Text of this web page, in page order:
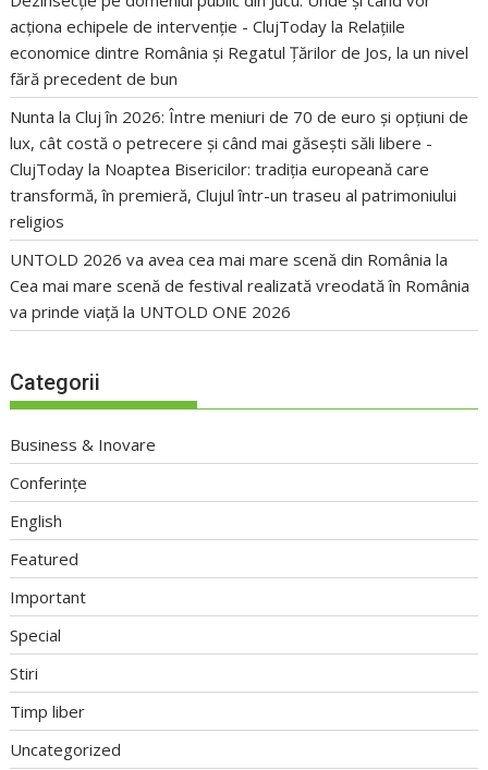
acționa echipele de intervenție - ClujToday la Relațiile
economice dintre România și Regatul Țărilor de Jos, la un nivel
fără precedent de bun
Nunta la Cluj în 2026: Între meniuri de 70 de euro și opțiuni de
lux, cât costă o petrecere și când mai găsești săli libere -
ClujToday la Noaptea Bisericilor: tradiția europeană care
transformă, în premieră, Clujul într-un traseu al patrimoniului
religios
UNTOLD 2026 va avea cea mai mare scenă din România la
Cea mai mare scenă de festival realizată vreodată în România
va prinde viață la UNTOLD ONE 2026
Categorii
Business & Inovare
Conferințe
English
Featured
Important
Special
Stiri
Timp liber
Uncategorized